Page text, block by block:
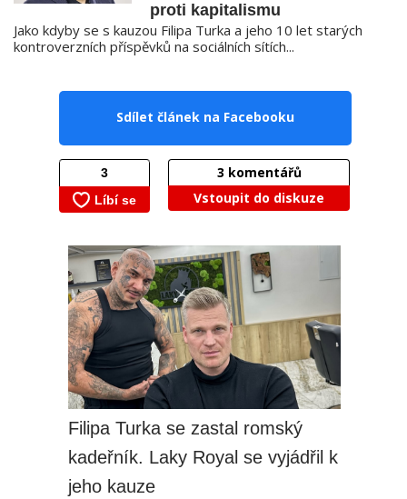
proti kapitalismu
Jako kdyby se s kauzou Filipa Turka a jeho 10 let starých
kontroverzních příspěvků na sociálních sítích...
Sdílet článek na Facebooku
3 komentářů
Vstoupit do diskuze
Filipa Turka se zastal romský
kadeřník. Laky Royal se vyjádřil k
jeho kauze